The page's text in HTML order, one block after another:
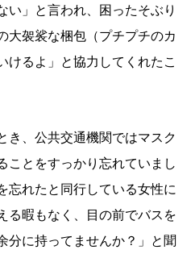
い」と言われ、困ったそぶり
大袈裟な梱包（プチプチのカ
けるよ」と協力してくれたこ
き、公共交通機関ではマスク
ことをすっかり忘れていまし
忘れたと同行している女性に
る暇もなく、目の前でバスを
分に持ってませんか？」と聞